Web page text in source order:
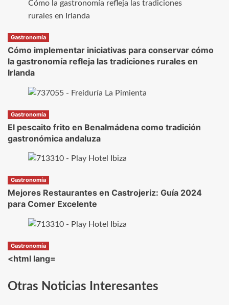
Gastronomía
Cómo implementar iniciativas para conservar cómo
la gastronomía refleja las tradiciones rurales en
Irlanda
Gastronomía
El pescaito frito en Benalmádena como tradición
gastronómica andaluza
Gastronomía
Mejores Restaurantes en Castrojeriz: Guía 2024
para Comer Excelente
Gastronomía
<html lang=
Otras Noticias Interesantes